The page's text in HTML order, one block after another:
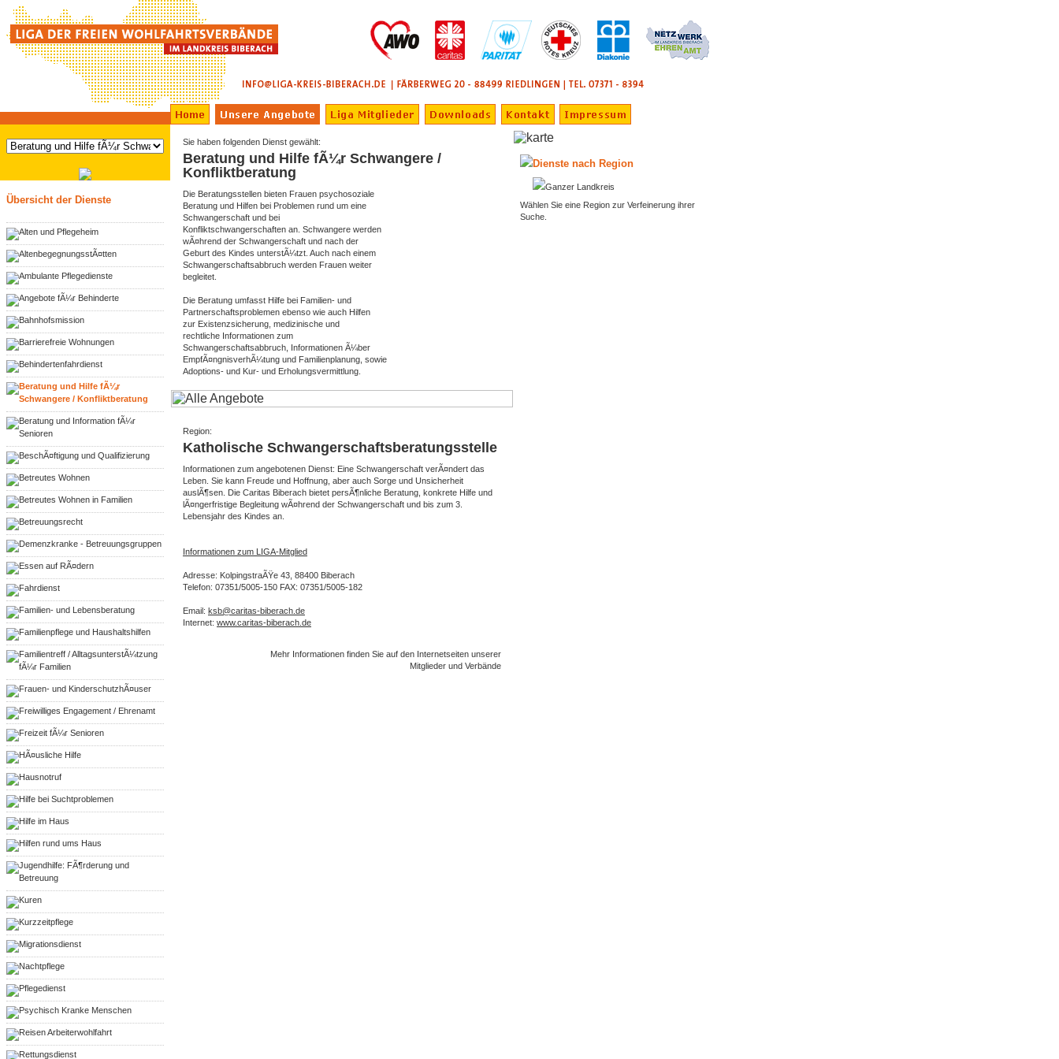
Übersicht der Dienste
Alten und Pflegeheim
AltenbegegnungsstÃ¤tten
Ambulante Pflegedienste
Angebote fÃ¼r Behinderte
Bahnhofsmission
Barrierefreie Wohnungen
Behindertenfahrdienst
Beratung und Hilfe fÃ¼r
Schwangere / Konfliktberatung
Beratung und Information fÃ¼r
Senioren
BeschÃ¤ftigung und Qualifizierung
Betreutes Wohnen
Betreutes Wohnen in Familien
Betreuungsrecht
Demenzkranke - Betreuungsgruppen
Essen auf RÃ¤dern
Fahrdienst
Familien- und Lebensberatung
Familienpflege und Haushaltshilfen
Familientreff / AlltagsunterstÃ¼tzung
fÃ¼r Familien
Frauen- und KinderschutzhÃ¤user
Freiwilliges Engagement / Ehrenamt
Freizeit fÃ¼r Senioren
HÃ¤usliche Hilfe
Hausnotruf
Hilfe bei Suchtproblemen
Hilfe im Haus
Hilfen rund ums Haus
Jugendhilfe: FÃ¶rderung und
Betreuung
Kuren
Kurzzeitpflege
Migrationsdienst
Nachtpflege
Pflegedienst
Psychisch Kranke Menschen
Reisen Arbeiterwohlfahrt
Rettungsdienst
Sie haben folgenden Dienst gewählt:
Beratung und Hilfe fÃ¼r Schwangere /
Konfliktberatung
Die Beratungsstellen bieten Frauen psychosoziale
Beratung und Hilfen bei Problemen rund um eine
Schwangerschaft und bei
Konfliktschwangerschaften an. Schwangere werden
wÃ¤hrend der Schwangerschaft und nach der
Geburt des Kindes unterstÃ¼tzt. Auch nach einem
Schwangerschaftsabbruch werden Frauen weiter
begleitet.
Die Beratung umfasst Hilfe bei Familien- und
Partnerschaftsproblemen ebenso wie auch Hilfen
zur Existenzsicherung, medizinische und
rechtliche Informationen zum
Schwangerschaftsabbruch, Informationen Ã¼ber
EmpfÃ¤ngnisverhÃ¼tung und Familienplanung, sowie
Adoptions- und Kur- und Erholungsvermittlung.
Region:
Katholische Schwangerschaftsberatungsstelle
Informationen zum angebotenen Dienst: Eine Schwangerschaft verÃ¤ndert das
Leben. Sie kann Freude und Hoffnung, aber auch Sorge und Unsicherheit
auslÃ¶sen. Die Caritas Biberach bietet persÃ¶nliche Beratung, konkrete Hilfe und
lÃ¤ngerfristige Begleitung wÃ¤hrend der Schwangerschaft und bis zum 3.
Lebensjahr des Kindes an.
Informationen zum LIGA-Mitglied
Adresse: KolpingstraÃŸe 43, 88400 Biberach
Telefon: 07351/5005-150 FAX: 07351/5005-182
Email: ksb@caritas-biberach.de
Internet: www.caritas-biberach.de
Mehr Informationen finden Sie auf den Internetseiten unserer
Mitglieder und Verbände
Dienste nach Region
Ganzer Landkreis
Wählen Sie eine Region zur Verfeinerung ihrer
Suche.